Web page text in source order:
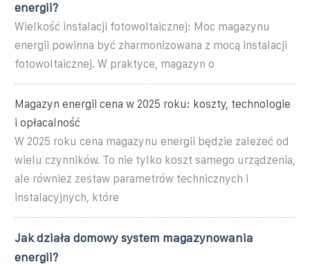
energii?
Wielkość instalacji fotowoltaicznej: Moc magazynu
energii powinna być zharmonizowana z mocą instalacji
fotowoltaicznej. W praktyce, magazyn o
Magazyn energii cena w 2025 roku: koszty, technologie
i opłacalność
W 2025 roku cena magazynu energii będzie zależeć od
wielu czynników. To nie tylko koszt samego urządzenia,
ale również zestaw parametrów technicznych i
instalacyjnych, które
Jak działa domowy system magazynowania
energii?